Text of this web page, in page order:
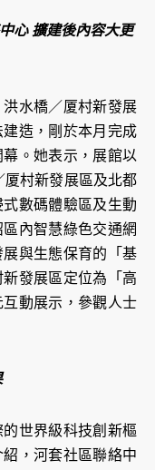
心 擴建後內容大更
水橋／厦村新發展
造，剛於本月完成
。她表示，展館以
厦村新發展區及北都
數碼體驗區及生動
內智慧綠色交通網
與生態保育的「基
發展區定位為「高
動展示，參觀人士
世界級科技創新樞
，河套社區聯絡中